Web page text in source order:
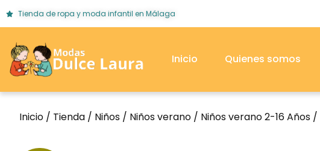
Tienda de ropa y moda infantil en Málaga
Inicio Quienes somos
Inicio / Tienda / Niños / Niños verano / Niños verano 2-16 Años /